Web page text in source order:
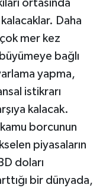
ortasında
Daha
mer kez
bağlı
yapma,
istikrarı
kalacak.
borcunun
piyasaların
doları
bir dünyada,